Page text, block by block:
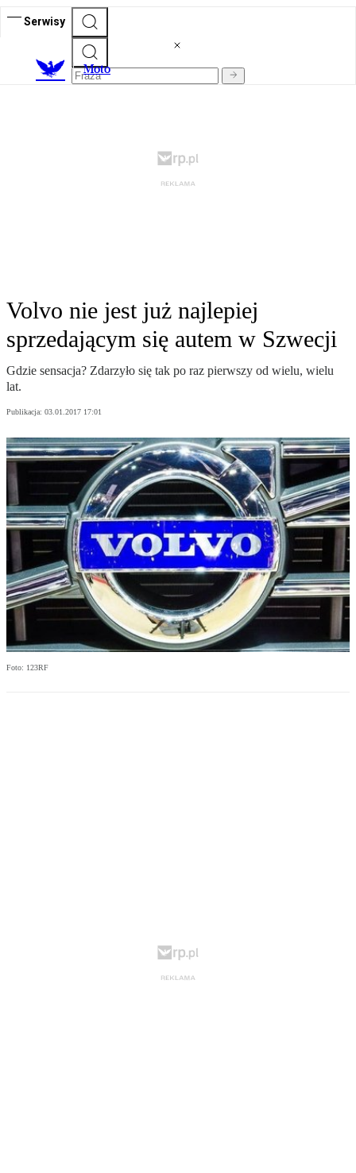
Serwisy
Moto
Volvo nie jest już najlepiej
sprzedającym się autem w Szwecji
Gdzie sensacja? Zdarzyło się tak po raz pierwszy od wielu, wielu
lat.
Publikacja: 03.01.2017 17:01
Foto: 123RF